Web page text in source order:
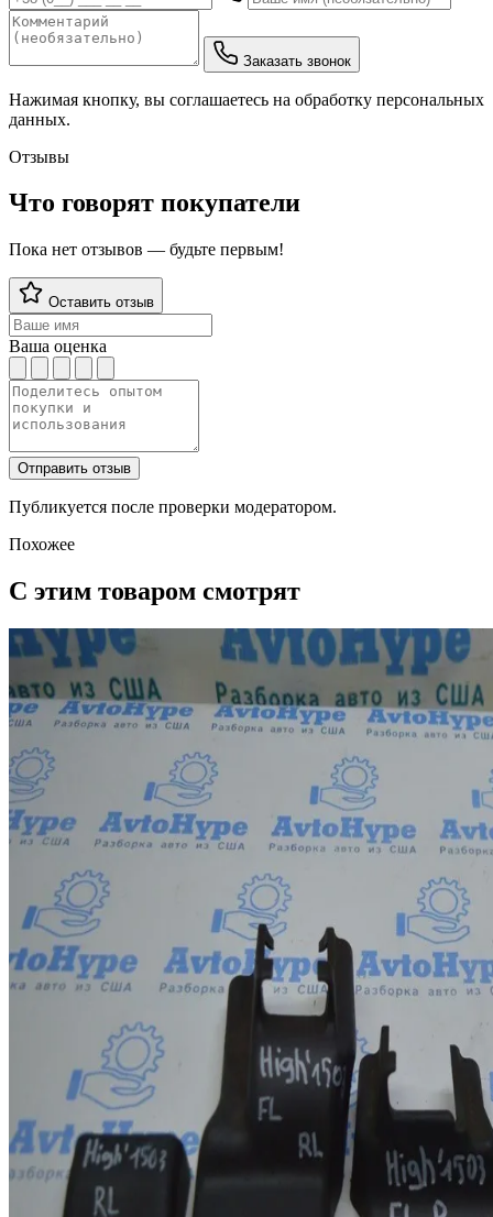
Заказать звонок
Нажимая кнопку, вы соглашаетесь на обработку персональных
данных.
Отзывы
Что говорят покупатели
Пока нет отзывов — будьте первым!
Оставить отзыв
Ваша оценка
Отправить отзыв
Публикуется после проверки модератором.
Похожее
С этим товаром смотрят